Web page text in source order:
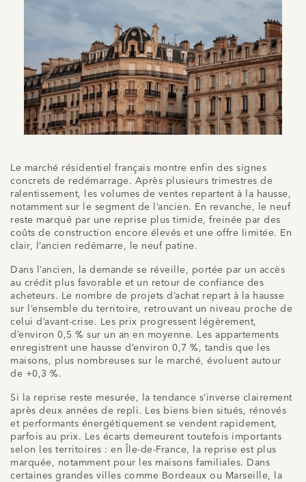
Le marché résidentiel français montre enfin des signes
concrets de redémarrage. Après plusieurs trimestres de
ralentissement, les volumes de ventes repartent à la hausse,
notamment sur le segment de l’ancien. En revanche, le neuf
reste marqué par une reprise plus timide, freinée par des
coûts de construction encore élevés et une offre limitée. En
clair, l’ancien redémarre, le neuf patine.
Dans l’ancien, la demande se réveille, portée par un accès
au crédit plus favorable et un retour de confiance des
acheteurs. Le nombre de projets d’achat repart à la hausse
sur l’ensemble du territoire, retrouvant un niveau proche de
celui d’avant-crise. Les prix progressent légèrement,
d’environ 0,5 % sur un an en moyenne. Les appartements
enregistrent une hausse d’environ 0,7 %, tandis que les
maisons, plus nombreuses sur le marché, évoluent autour
de +0,3 %.
Si la reprise reste mesurée, la tendance s’inverse clairement
après deux années de repli. Les biens bien situés, rénovés
et performants énergétiquement se vendent rapidement,
parfois au prix. Les écarts demeurent toutefois importants
selon les territoires : en Île-de-France, la reprise est plus
marquée, notamment pour les maisons familiales. Dans
certaines grandes villes comme Bordeaux ou Marseille, la